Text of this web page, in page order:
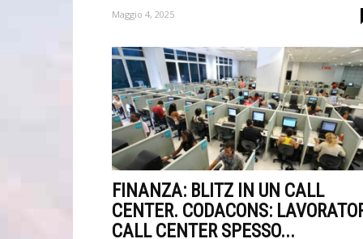
Maggio 4, 2025
FINANZA: BLITZ IN UN CALL
CENTER. CODACONS:
CALL CENTER SPESSO...